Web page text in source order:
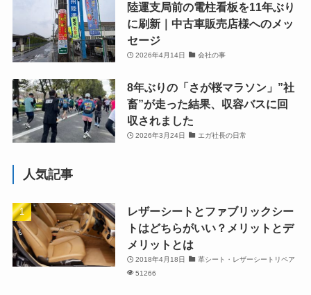
陸運支局前の電柱看板を11年ぶり
に刷新｜中古車販売店様へのメッ
セージ
2026年4月14日 会社の事
8年ぶりの「さが桜マラソン」”社
畜”が走った結果、収容バスに回
収されました
2026年3月24日 エガ社長の日常
人気記事
レザーシートとファブリックシー
トはどちらがいい？メリットとデ
メリットとは
2018年4月18日
革シート・レザーシートリペア
51266